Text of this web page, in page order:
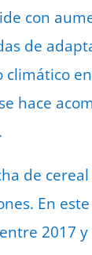
con
de
hace
de
En
2017 y